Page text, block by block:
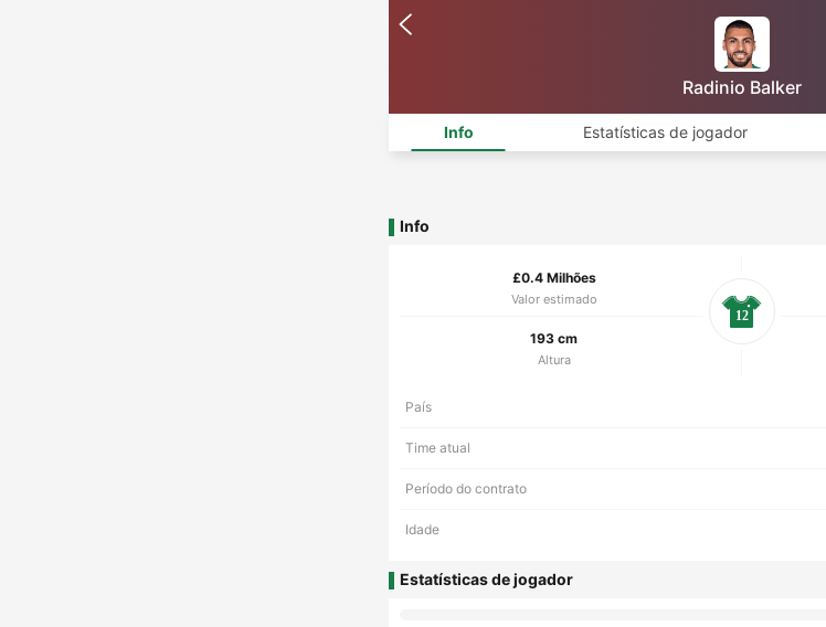
Radinio Balker
Info Estatísticas de jogador
Info
£0.4 Milhões
Valor estimado
193 cm
Altura
12
País
Time atual
Período do contrato
Idade
Estatísticas de jogador